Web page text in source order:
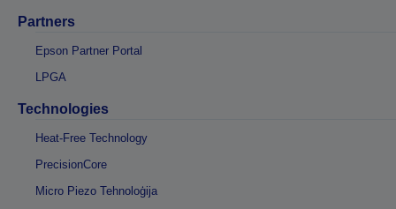
Partners
Epson Partner Portal
LPGA
Technologies
Heat-Free Technology
PrecisionCore
Micro Piezo Tehnoloģija